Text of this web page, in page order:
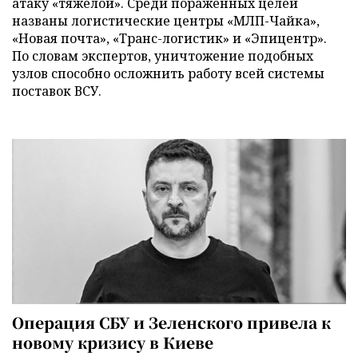
названы логистические центры «МЛП-Чайка»,
«Новая почта», «Транс-логистик» и «Эпицентр».
По словам экспертов, уничтожение подобных
узлов способно осложнить работу всей системы
поставок ВСУ.
Операция СБУ и Зеленского привела к
новому кризису в Киеве